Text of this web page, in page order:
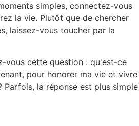
simples, connectez-vous
la vie. Plutôt que de chercher
laissez-vous toucher par la
vous cette question : qu'est-ce
pour honorer ma vie et vivre
Parfois, la réponse est plus simple